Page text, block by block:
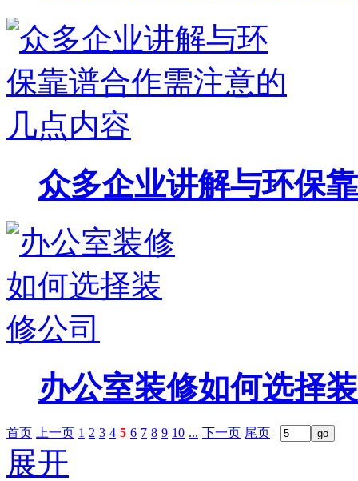
众多企业讲解与环保
办公室装修如何选择
首页 上一页 1 2 3 4 5 6 7 8 9 10 ... 下一页 尾页
展开